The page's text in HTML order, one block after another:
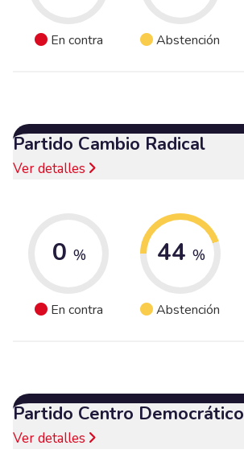
En contra Abstención
Partido Cambio Radical
Ver detalles
0 %
En contra
44 %
Abstención
Partido Centro Democrático
Ver detalles